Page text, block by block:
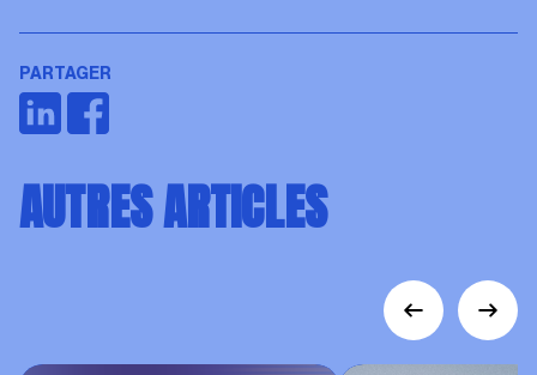
PARTAGER
AUTRES ARTICLES